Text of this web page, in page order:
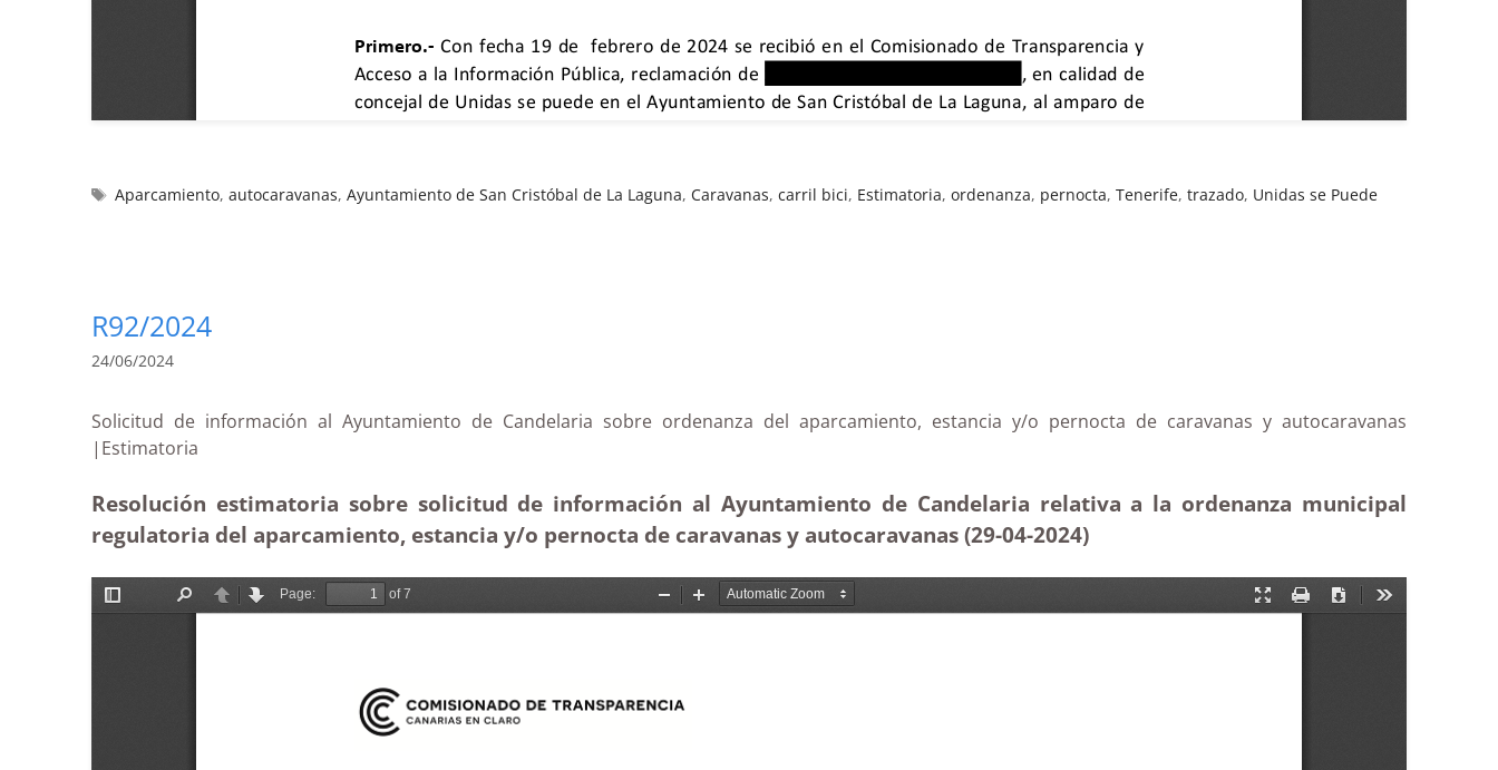
Aparcamiento,autocaravanas,Ayuntamiento de San Cristóbal de La Laguna,Caravanas,carril bici, Estimatoria,ordenanza, pernocta,Tenerife,trazado, Unidas se Puede
R92/2024
24/06/2024
Solicitud de información al Ayuntamiento de Candelaria sobre ordenanza del aparcamiento, estancia y/o pernocta de caravanas y autocaravanas
|Estimatoria
Resolución estimatoria sobre solicitud de información al Ayuntamiento de Candelaria relativa a la ordenanza municipal
regulatoria del aparcamiento, estancia y/o pernocta de caravanas y autocaravanas (29-04-2024)